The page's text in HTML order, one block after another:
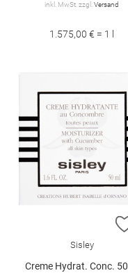
inkl. MwSt. zzgl.Versand
1.575,00 € = 1 l
Sisley
Creme Hydrat. Conc. 50 ml